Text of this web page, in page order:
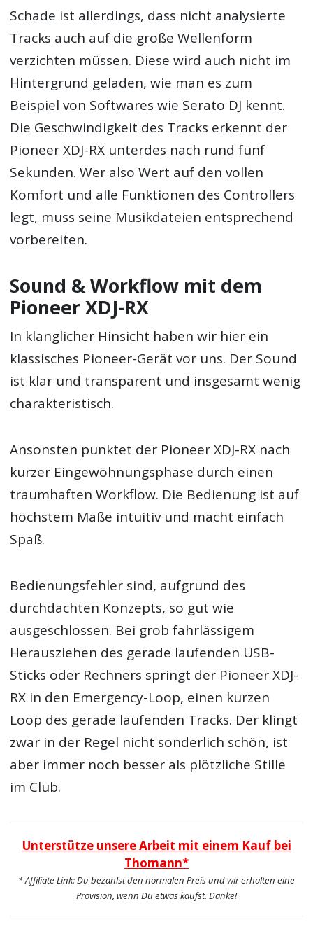
Schade ist allerdings, dass nicht analysierte
Tracks auch auf die große Wellenform
verzichten müssen. Diese wird auch nicht im
Hintergrund geladen, wie man es zum
Beispiel von Softwares wie Serato DJ kennt.
Die Geschwindigkeit des Tracks erkennt der
Pioneer XDJ-RX unterdes nach rund fünf
Sekunden. Wer also Wert auf den vollen
Komfort und alle Funktionen des Controllers
legt, muss seine Musikdateien entsprechend
vorbereiten.
Sound & Workflow mit dem
Pioneer XDJ-RX
In klanglicher Hinsicht haben wir hier ein
klassisches Pioneer-Gerät vor uns. Der Sound
ist klar und transparent und insgesamt wenig
charakteristisch.
Ansonsten punktet der Pioneer XDJ-RX nach
kurzer Eingewöhnungsphase durch einen
traumhaften Workflow. Die Bedienung ist auf
höchstem Maße intuitiv und macht einfach
Spaß.
Bedienungsfehler sind, aufgrund des
durchdachten Konzepts, so gut wie
ausgeschlossen. Bei grob fahrlässigem
Herausziehen des gerade laufenden USB-
Sticks oder Rechners springt der Pioneer XDJ-
RX in den Emergency-Loop, einen kurzen
Loop des gerade laufenden Tracks. Der klingt
zwar in der Regel nicht sonderlich schön, ist
aber immer noch besser als plötzliche Stille
im Club.
Unterstütze unsere Arbeit mit einem Kauf bei
Thomann*
* Affiliate Link: Du bezahlst den normalen Preis und wir erhalten eine
Provision, wenn Du etwas kaufst. Danke!